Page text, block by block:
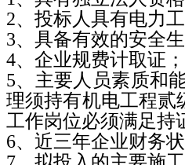
2、投标人具有电力
3、具备有效的安全
4、企业规费计取证；
5、主要人员素质和
理须持有机电工程贰
工作岗位必须满足持
6、近三年企业财务